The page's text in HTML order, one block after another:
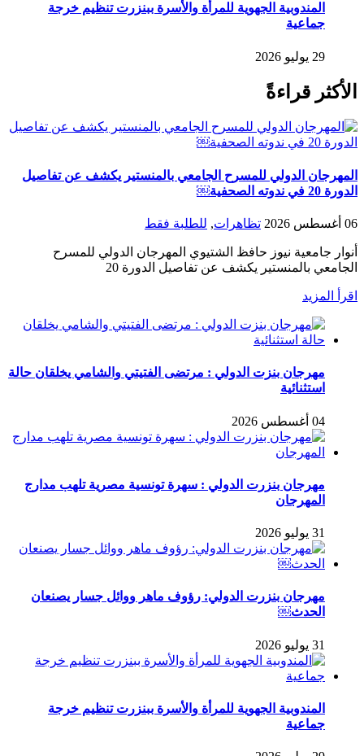
المندوبية الجهوية للمرأة والأسرة ببنزرت تنظيم خرجة
جماعية
29 يوليو 2026
الأكثر قراءةً
المهرجان الدولي للمسرح الجامعي بالمنستير يكشف عن تفاصيل
الدورة 20 في ندوته الصحفية￼
06 أغسطس 2026 تظاهرات, للطلبة فقط
أنوار جامعية نيوز حافظ الشتيوي المهرجان الدولي للمسرح
الجامعي بالمنستير يكشف عن تفاصيل الدورة 20
اقرأ المزيد
مهرجان بنزت الدولي : مرتضى الفتيتي والشامي يخلقان حالة
استثنائية
04 أغسطس 2026
مهرجان بنزرت الدولي : سهرة تونسية مصرية تلهب مدارج
المهرجان
31 يوليو 2026
مهرجان بنزرت الدولي: رؤوف ماهر ووائل جسار يصنعان
الحدث￼
31 يوليو 2026
المندوبية الجهوية للمرأة والأسرة ببنزرت تنظيم خرجة
جماعية